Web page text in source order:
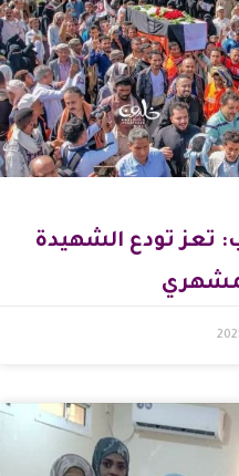
تعز تودع الشهيدة